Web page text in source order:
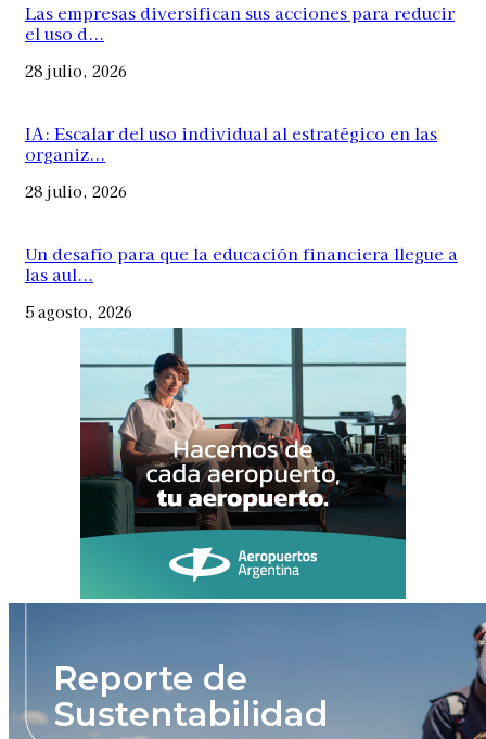
Las empresas diversifican sus acciones para reducir
el uso d...
28 julio, 2026
IA: Escalar del uso individual al estratégico en las
organiz...
28 julio, 2026
Un desafío para que la educación financiera llegue a
las aul...
5 agosto, 2026